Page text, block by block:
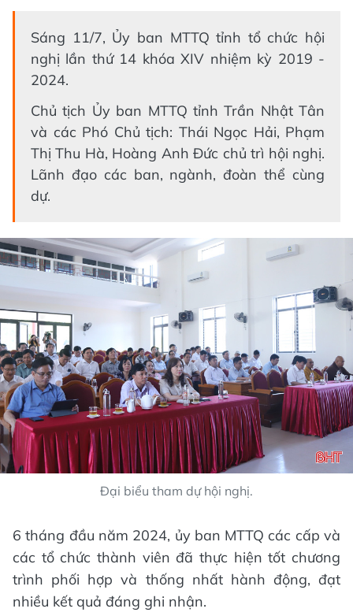
Sáng 11/7, Ủy ban MTTQ tỉnh tổ chức hội
nghị lần thứ 14 khóa XIV nhiệm kỳ 2019 -
2024.
Chủ tịch Ủy ban MTTQ tỉnh Trần Nhật Tân
và các Phó Chủ tịch: Thái Ngọc Hải, Phạm
Thị Thu Hà, Hoàng Anh Đức chủ trì hội nghị.
Lãnh đạo các ban, ngành, đoàn thể cùng
dự.
Đại biểu tham dự hội nghị.
6 tháng đầu năm 2024, ủy ban MTTQ các cấp và
các tổ chức thành viên đã thực hiện tốt chương
trình phối hợp và thống nhất hành động, đạt
nhiều kết quả đáng ghi nhận.